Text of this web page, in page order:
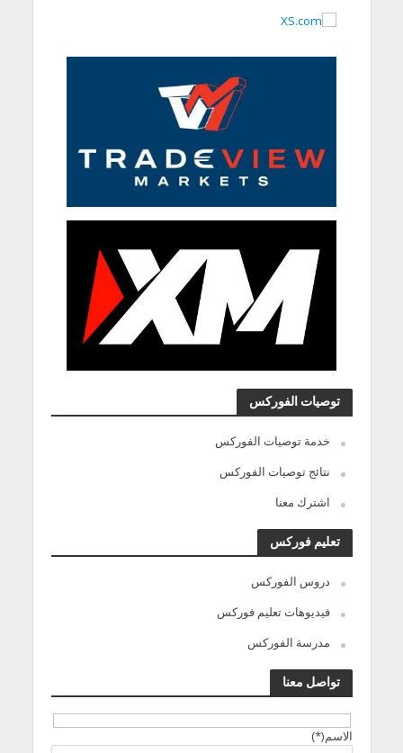
توصيات الفوركس
خدمة توصيات الفوركس
نتائج توصيات الفوركس
اشترك معنا
تعليم فوركس
دروس الفوركس
فيديوهات تعليم فوركس
مدرسة الفوركس
تواصل معنا
الاسم(*)